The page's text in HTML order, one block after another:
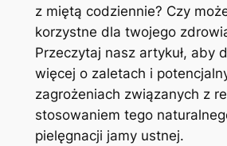
z miętą codziennie? Czy
korzystne dla twojego
Przeczytaj nasz artykuł, aby
więcej o zaletach i
zagrożeniach związanych z
stosowaniem tego
pielęgnacji jamy ustnej.